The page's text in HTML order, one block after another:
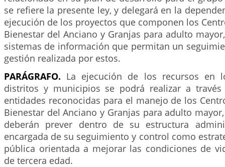
se refiere la presente ley, y delegará en la
ejecución de los proyectos que componen los
Bienestar del Anciano y Granjas para adulto
sistemas de información que permitan un
gestión realizada por estos.
PARÁGRAFO. La ejecución de los recursos en
distritos y municipios se podrá realizar a
entidades reconocidas para el manejo de los
Bienestar del Anciano y Granjas para adulto
deberán prever dentro de su estructura
encargada de su seguimiento y control como
pública orientada a mejorar las condiciones de
de tercera edad.